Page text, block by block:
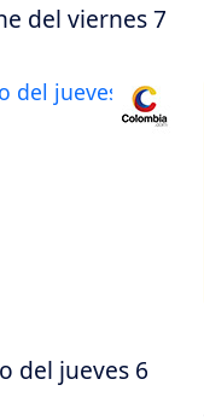
del viernes 7
del jueves 6